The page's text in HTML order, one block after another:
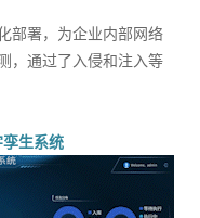
部署，为企业内部网络
，通过了入侵和注入等
生系统